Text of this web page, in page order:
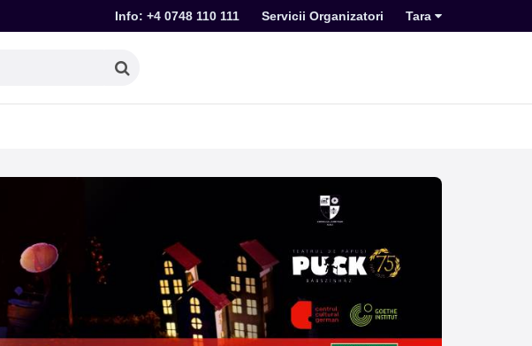
Info: +4 0748 110 111 Servicii Organizatori Tara